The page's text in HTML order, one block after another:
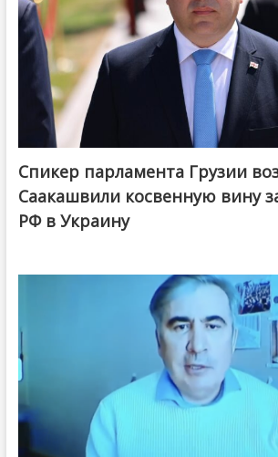
Спикер парламента Грузии
Саакашвили косвенную вину
РФ в Украину